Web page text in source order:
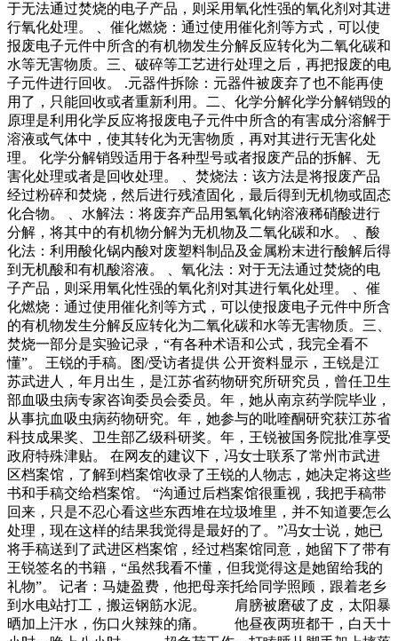
于无法通过焚烧的电子产品，则采用氧化性强的氧化剂对其进
行氧化处理。 、催化燃烧：通过使用催化剂等方式，可以使
报废电子元件中所含的有机物发生分解反应转化为二氧化碳和
水等无害物质。三、破碎等工艺进行处理之后，再把报废的电
子元件进行回收。 .元器件拆除：元器件被废弃了也不能再使
用了，只能回收或者重新利用。二、化学分解化学分解销毁的
原理是利用化学反应将报废电子元件中所含的有害成分溶解于
溶液或气体中，使其转化为无害物质，再对其进行无害化处
理。 化学分解销毁适用于各种型号或者报废产品的拆解、无
害化处理或者是回收处理。 、焚烧法：该方法是将报废产品
经过粉碎和焚烧，然后进行残渣固化，最后得到无机物或固态
化合物。 、水解法：将废弃产品用氢氧化钠溶液稀硝酸进行
分解，将其中的有机物分解为无机物及二氧化碳和水。 、酸
化法：利用酸化锅内酸对废塑料制品及金属粉末进行酸解后得
到无机酸和有机酸溶液。 、氧化法：对于无法通过焚烧的电
子产品，则采用氧化性强的氧化剂对其进行氧化处理。 、催
化燃烧：通过使用催化剂等方式，可以使报废电子元件中所含
的有机物发生分解反应转化为二氧化碳和水等无害物质。三、
焚烧一部分是实验记录，“有各种术语和公式，我完全看不
懂”。 王锐的手稿。图/受访者提供 公开资料显示，王锐是江
苏武进人，年月出生，是江苏省药物研究所研究员，曾任卫生
部血吸虫病专家咨询委员会委员。年，她从南京药学院毕业，
从事抗血吸虫病药物研究。年，她参与的吡喹酮研究获江苏省
科技成果奖、卫生部乙级科研奖。年，王锐被国务院批准享受
政府特殊津贴。 在网友的建议下，冯女士联系了常州市武进
区档案馆，了解到档案馆收录了王锐的人物志，她决定将这些
书和手稿交给档案馆。 “沟通过后档案馆很重视，我把手稿带
回来，只是不忍心看这些东西堆在垃圾堆里，并不知道要怎么
处理，现在这样的结果我觉得是最好的了。”冯女士说，她已
将手稿送到了武进区档案馆，经过档案馆同意，她留下了带有
王锐签名的书籍，“虽然我看不懂，但我觉得这是她留给我的
礼物”。 记者：马婕盈费，他把母亲托给同学照顾，跟着老乡
到水电站打工，搬运钢筋水泥。 肩膀被磨破了皮，太阳暴
晒加上汗水，伤口火辣辣的痛。 他昼夜两班都干，白天十